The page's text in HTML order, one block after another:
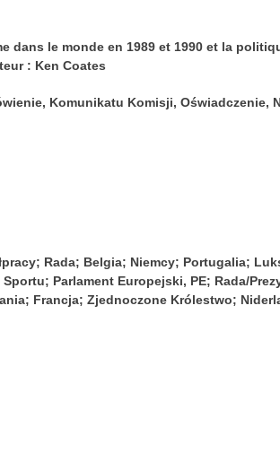
le monde en 1989 et 1990 et la
: Ken Coates
Komunikatu Komisji, Oświadczenie,
Rada; Belgia; Niemcy; Portugalia;
Parlament Europejski, PE; Rada/
Francja; Zjednoczone Królestwo;